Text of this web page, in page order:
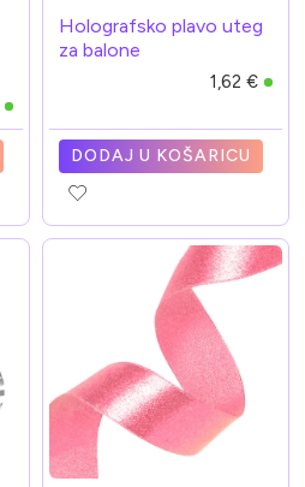
Holografsko plavo uteg
za balone
1,62 €
DODAJ U KOŠARICU